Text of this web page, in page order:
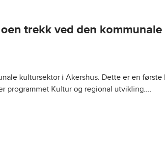
trekk ved den kommunale
kultursektor i Akershus. Dette er en første
programmet Kultur og regional utvikling....